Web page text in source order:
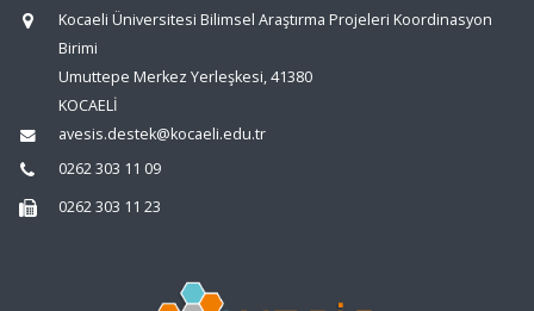
Kocaeli Üniversitesi Bilimsel Araştırma Projeleri Koordinasyon
Birimi
Umuttepe Merkez Yerleşkesi, 41380
KOCAELİ
avesis.destek@kocaeli.edu.tr
0262 303 11 09
0262 303 11 23